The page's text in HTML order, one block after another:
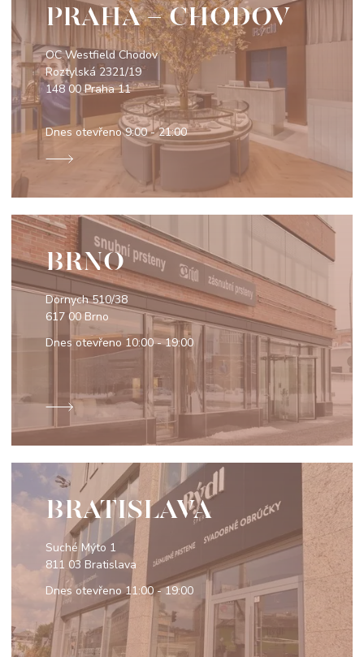
PRAHA - CHODOV
OC Westfield Chodov
Roztylská 2321/19
148 00 Praha 11
Dnes otevřeno9:00 - 21:00
BRNO
Dornych 510/38
617 00 Brno
Dnes otevřeno 10:00 - 19:00
BRATISLAVA
Suché Mýto 1
811 03 Bratislava
Dnes otevřeno11:00 - 19:00